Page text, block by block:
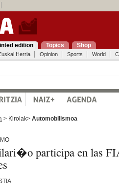
edition Topics Shop
Herria Opinion Sports World
> Kirolak> Automobilismoa
participa en las